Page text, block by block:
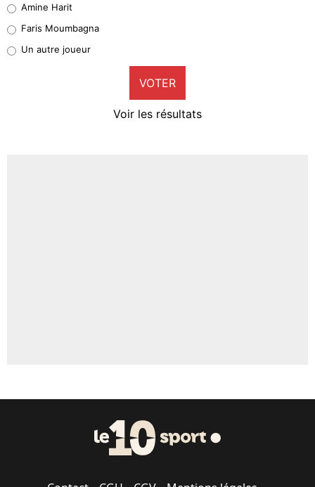
1%
9%
Amine Harit
Faris Moumbagna
Un autre joueur
VOTER
Voir les résultats